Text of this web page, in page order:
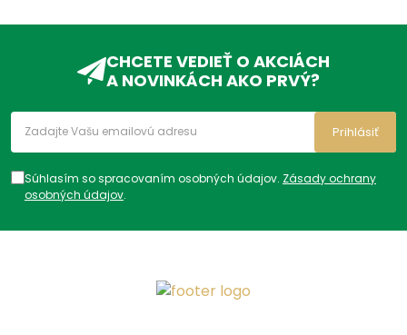
CHCETE VEDIEŤ O AKCIÁCH
A NOVINKÁCH AKO PRVÝ?
Súhlasím so spracovaním osobných údajov. Zásady ochrany
osobných údajov.
Prihlásiť